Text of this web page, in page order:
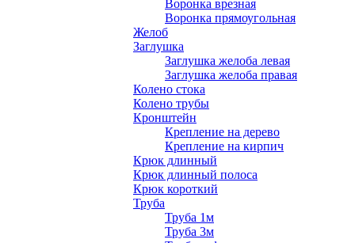
Воронка врезная
Воронка прямоугольная
Желоб
Заглушка
Заглушка желоба левая
Заглушка желоба правая
Колено стока
Колено трубы
Кронштейн
Крепление на дерево
Крепление на кирпич
Крюк длинный
Крюк длинный полоса
Крюк короткий
Труба
Труба 1м
Труба 3м